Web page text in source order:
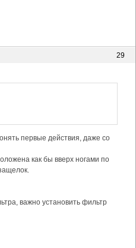
29
первые действия, даже со
как бы вверх ногами по
важно установить фильтр